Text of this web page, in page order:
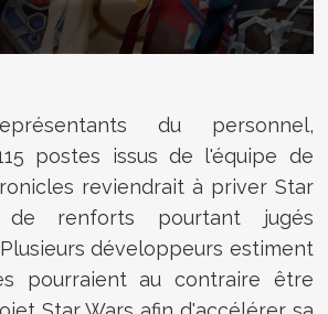
du personnel,
postes issus de l'équipe de
reviendrait à priver Star
de renforts pourtant jugés
développeurs estiment
pourraient au contraire être